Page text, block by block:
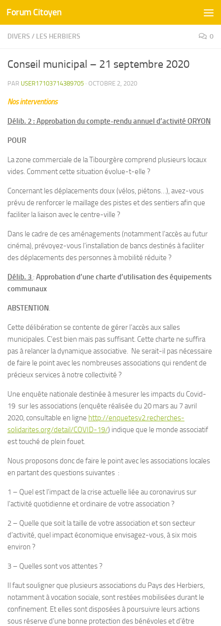
Skip to content
Forum Citoyen
DIVERS / LES HERBIERS 0
Conseil municipal – 21 septembre 2020
PAR USER17103714389705 · OCTOBRE 2, 2020
Nos interventions
Délib. 2 : Approbation du compte-rendu annuel d’activité ORYON
POUR
La zone commerciale de la Tibourgère comprend plusieurs locaux
vides. Comment cette situation évolue-t-elle ?
Concernant les déplacements doux (vélos, piétons…), avez-vous
prévu de renforcer le maillage des pistes et des sentiers afin que
faciliter la liaison avec le centre-ville ?
Dans le cadre de ces aménagements (notamment l’accès au futur
cinéma), prévoyez-vous l’installation de bancs destinés à faciliter
des déplacements des personnes à mobilité réduite ?
Délib. 3 : Approbation d’une charte d’utilisation des équipements
communaux
ABSTENTION.
Cette délibération se contente de gérer l’accès aux salles
municipales. C’est bien mais pas suffisant. Cette charte ne suffira
pas à relancer la dynamique associative. Ne serait-il pas nécessaire
de faire le point avec les nombreuses associations qui rendent de
précieux services à notre collectivité ?
Une enquête nationale destinée à mesurer les impacts du Covid-
19 sur les associations (enquête réalisée du 20 mars au 7 avril
2020, consultable en ligne http://enquetesv2.recherches-
solidarites.org/detail/COVID-19/) indique que le monde associatif
est touché de plein fouet.
Nous proposons donc de faire le point avec les associations locales
en partant des questions suivantes :
1 – Quel est l’impact de la crise actuelle liée au coronavirus sur
l’activité quotidienne et ordinaire de votre association ?
2 – Quelle que soit la taille de votre association et son secteur
d’activité, quel impact économique envisagez-vous, à six mois
environ ?
3 – Quelles sont vos attentes ?
Il faut souligner que plusieurs associations du Pays des Herbiers,
notamment à vocation sociale, sont restées mobilisées durant le
confinement. Et elles sont disposées à poursuivre leurs actions
sous réserve d’une bonne protection des bénévoles et d’être